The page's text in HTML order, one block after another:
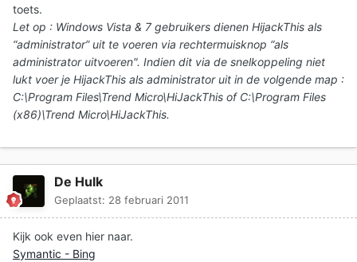
toets.
Let op : Windows Vista & 7 gebruikers dienen HijackThis als
“administrator” uit te voeren via rechtermuisknop “als
administrator uitvoeren". Indien dit via de snelkoppeling niet
lukt voer je HijackThis als administrator uit in de volgende map :
C:\Program Files\Trend Micro\HiJackThis of C:\Program Files
(x86)\Trend Micro\HiJackThis.
De Hulk
Geplaatst: 28 februari 2011
Kijk ook even hier naar.
Symantic - Bing